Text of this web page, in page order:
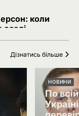
оселі
помітили
Німеччини,
новий пакет
що буде далі
Дізнатись більше
НОВИНИ
По всій
Україні